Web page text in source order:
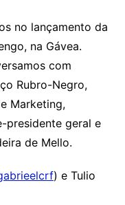
no lançamento da
na Gávea.
com
Rubro-Negro,
Marketing,
presidente geral e
de Mello.
) e Tulio